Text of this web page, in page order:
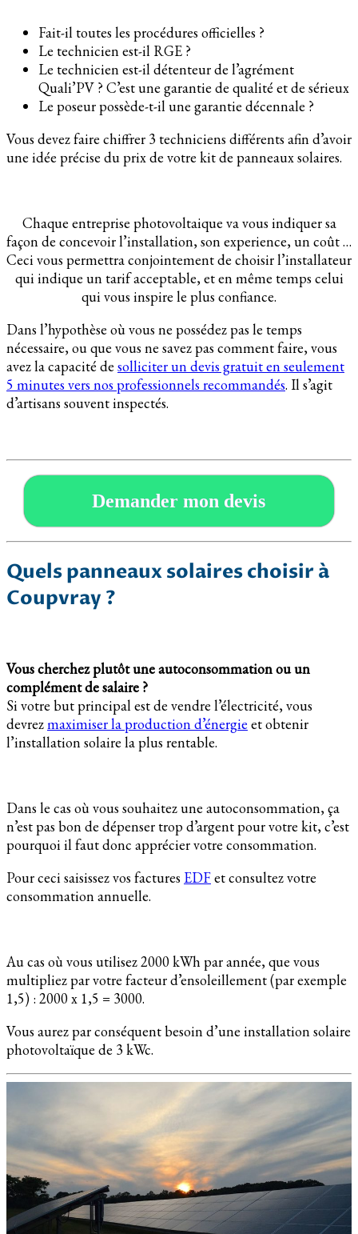
Fait-il toutes les procédures officielles ?
Le technicien est-il RGE ?
Le technicien est-il détenteur de l’agrément
Quali’PV ? C’est une garantie de qualité et de sérieux
Le poseur possède-t-il une garantie décennale ?
Vous devez faire chiffrer 3 techniciens différents afin d’avoir
une idée précise du prix de votre kit de panneaux solaires.
Chaque entreprise photovoltaique va vous indiquer sa
façon de concevoir l’installation, son experience, un coût …
Ceci vous permettra conjointement de choisir l’installateur
qui indique un tarif acceptable, et en même temps celui
qui vous inspire le plus confiance.
Dans l’hypothèse où vous ne possédez pas le temps
nécessaire, ou que vous ne savez pas comment faire, vous
avez la capacité de solliciter un devis gratuit en seulement
5 minutes vers nos professionnels recommandés. Il s’agit
d’artisans souvent inspectés.
Demander mon devis
Quels panneaux solaires choisir à
Coupvray ?
Vous cherchez plutôt une autoconsommation ou un
complément de salaire ?
Si votre but principal est de vendre l’électricité, vous
devrezmaximiser la production d’énergie et obtenir
l’installation solaire la plus rentable.
Dans le cas où vous souhaitez une autoconsommation, ça
n’est pas bon de dépenser trop d’argent pour votre kit, c’est
pourquoi il faut donc apprécier votre consommation.
Pour ceci saisissez vos factures EDFet consultez votre
consommation annuelle.
Au cas où vous utilisez 2000 kWh par année, que vous
multipliez par votre facteur d’ensoleillement (par exemple
1,5) : 2000 x 1,5 = 3000.
Vous aurez par conséquent besoin d’une installation solaire
photovoltaïque de 3 kWc.